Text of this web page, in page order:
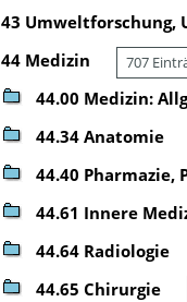
43 Umweltforschung,
44 Medizin 707
44.00 Medizin:
44.34 Anatomie
44.40 Pharmazie,
44.61 Innere
44.64 Radiologie
44.65 Chirurgie